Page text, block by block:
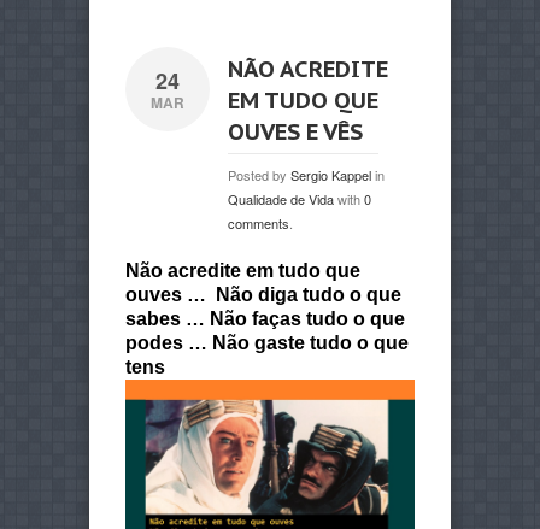
24
MAR
NÃO ACREDITE
EM TUDO QUE
OUVES E VÊS
Posted by Sergio Kappelin
Qualidade de Vidawith0
comments
Não acredite em tudo que
ouves … Não diga tudo o que
sabes … Não faças tudo o que
podes … Não gaste tudo o que
tens